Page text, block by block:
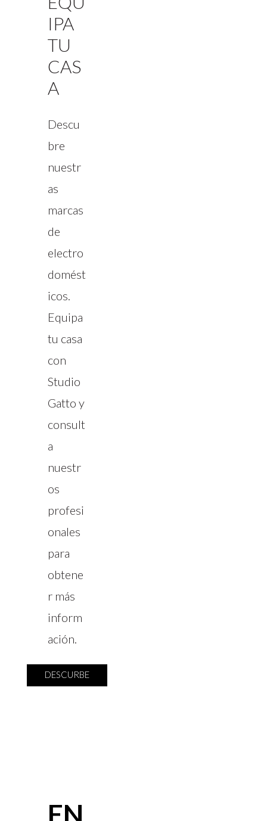
IPA
TU
CAS
A
Descu
bre
nuestr
as
marcas
de
electro
domést
icos.
Equipa
tu casa
con
Studio
Gatto y
consult
a
nuestr
os
profesi
onales
para
obtene
r más
inform
ación.
DESCURBE
EN